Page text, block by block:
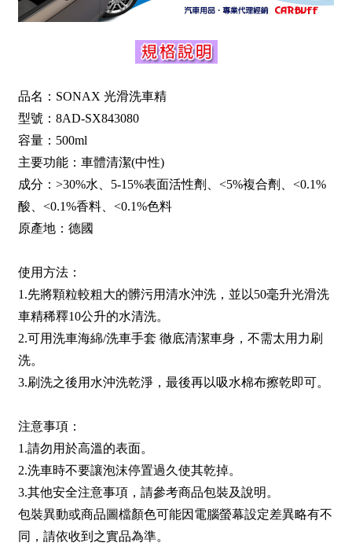
品名：SONAX 光滑洗車精
型號：8AD-SX843080
容量：500ml
主要功能：車體清潔(中性)
成分：>30%水、5-15%表面活性劑、<5%複合劑、<0.1%
酸、<0.1%香料、<0.1%色料
原產地：德國
使用方法：
1.先將顆粒較粗大的髒污用清水沖洗，並以50毫升光滑洗
車精稀釋10公升的水清洗。
2.可用洗車海綿/洗車手套 徹底清潔車身，不需太用力刷
洗。
3.刷洗之後用水沖洗乾淨，最後再以吸水棉布擦乾即可。
注意事項：
1.請勿用於高溫的表面。
2.洗車時不要讓泡沫停置過久使其乾掉。
3.其他安全注意事項，請參考商品包裝及說明。
包裝異動或商品圖檔顏色可能因電腦螢幕設定差異略有不
同，請依收到之實品為準。